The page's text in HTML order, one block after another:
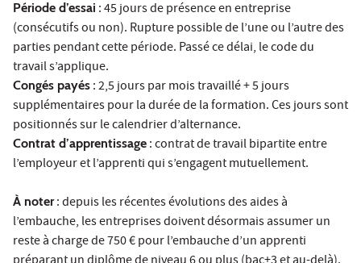
Période d’essai : 45 jours de présence en entreprise
(consécutifs ou non). Rupture possible de l’une ou l’autre des
parties pendant cette période. Passé ce délai, le code du
travail s’applique.
Congés payés : 2,5 jours par mois travaillé + 5 jours
supplémentaires pour la durée de la formation. Ces jours sont
positionnés sur le calendrier d’alternance.
Contrat d’apprentissage : contrat de travail bipartite entre
l’employeur et l’apprenti qui s’engagent mutuellement.
À noter: depuis les récentes évolutions des aides à
l’embauche, les entreprises doivent désormais assumer un
reste à charge de 750 € pour l’embauche d’un apprenti